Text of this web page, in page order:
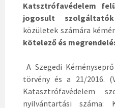
Katsztrófavédelem
jogosult szolgáltatók
közületek számára
kötelező és
A Szegedi
törvény és a 21/2016.
Katasztrófavédelem
nyilvántartási száma: